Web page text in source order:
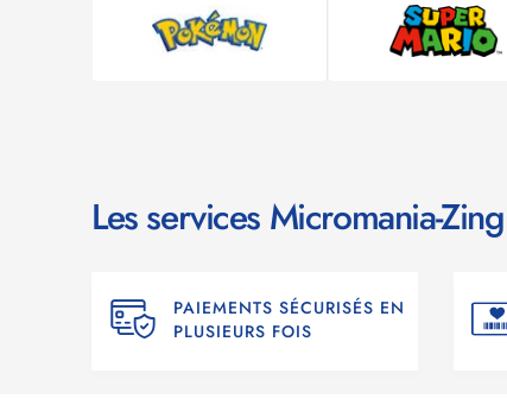
Les services Micromania-Zing
PAIEMENTS SÉCURISÉS EN
PLUSIEURS FOIS